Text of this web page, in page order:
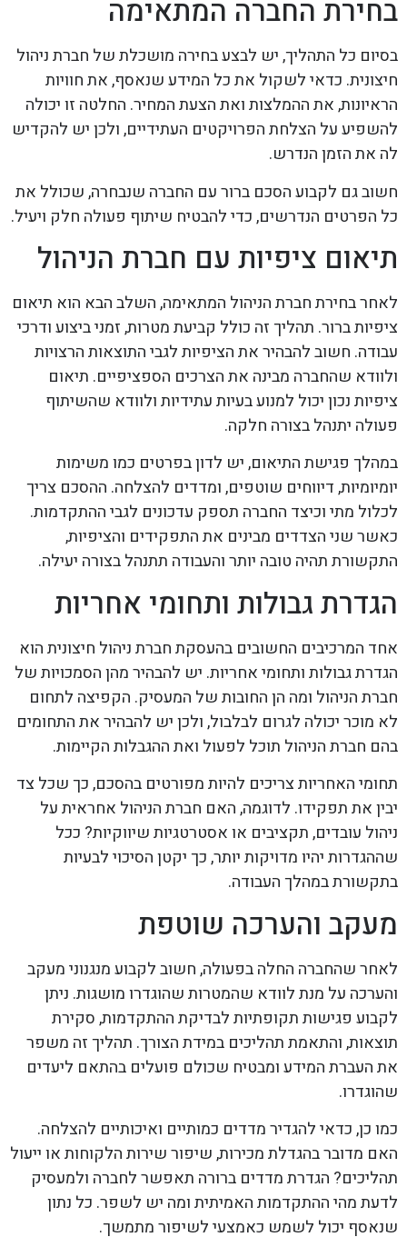
בחירת החברה המתאימה
בסיום כל התהליך, יש לבצע בחירה מושכלת של חברת ניהול
חיצונית. כדאי לשקול את כל המידע שנאסף, את חוויות
הראיונות, את ההמלצות ואת הצעת המחיר. החלטה זו יכולה
להשפיע על הצלחת הפרויקטים העתידיים, ולכן יש להקדיש
לה את הזמן הנדרש.
חשוב גם לקבוע הסכם ברור עם החברה שנבחרה, שכולל את
כל הפרטים הנדרשים, כדי להבטיח שיתוף פעולה חלק ויעיל.
תיאום ציפיות עם חברת הניהול
לאחר בחירת חברת הניהול המתאימה, השלב הבא הוא תיאום
ציפיות ברור. תהליך זה כולל קביעת מטרות, זמני ביצוע ודרכי
עבודה. חשוב להבהיר את הציפיות לגבי התוצאות הרצויות
ולוודא שהחברה מבינה את הצרכים הספציפיים. תיאום
ציפיות נכון יכול למנוע בעיות עתידיות ולוודא שהשיתוף
פעולה יתנהל בצורה חלקה.
במהלך פגישת התיאום, יש לדון בפרטים כמו משימות
יומיומיות, דיווחים שוטפים, ומדדים להצלחה. ההסכם צריך
לכלול מתי וכיצד החברה תספק עדכונים לגבי ההתקדמות.
כאשר שני הצדדים מבינים את התפקידים והציפיות,
התקשורת תהיה טובה יותר והעבודה תתנהל בצורה יעילה.
הגדרת גבולות ותחומי אחריות
אחד המרכיבים החשובים בהעסקת חברת ניהול חיצונית הוא
הגדרת גבולות ותחומי אחריות. יש להבהיר מהן הסמכויות של
חברת הניהול ומה הן החובות של המעסיק. הקפיצה לתחום
לא מוכר יכולה לגרום לבלבול, ולכן יש להבהיר את התחומים
בהם חברת הניהול תוכל לפעול ואת ההגבלות הקיימות.
תחומי האחריות צריכים להיות מפורטים בהסכם, כך שכל צד
יבין את תפקידו. לדוגמה, האם חברת הניהול אחראית על
ניהול עובדים, תקציבים או אסטרטגיות שיווקיות? ככל
שההגדרות יהיו מדויקות יותר, כך יקטן הסיכוי לבעיות
בתקשורת במהלך העבודה.
מעקב והערכה שוטפת
לאחר שהחברה החלה בפעולה, חשוב לקבוע מנגנוני מעקב
והערכה על מנת לוודא שהמטרות שהוגדרו מושגות. ניתן
לקבוע פגישות תקופתיות לבדיקת ההתקדמות, סקירת
תוצאות, והתאמת תהליכים במידת הצורך. תהליך זה משפר
את העברת המידע ומבטיח שכולם פועלים בהתאם ליעדים
שהוגדרו.
כמו כן, כדאי להגדיר מדדים כמותיים ואיכותיים להצלחה.
האם מדובר בהגדלת מכירות, שיפור שירות הלקוחות או ייעול
תהליכים? הגדרת מדדים ברורה תאפשר לחברה ולמעסיק
לדעת מהי ההתקדמות האמיתית ומה יש לשפר. כל נתון
שנאסף יכול לשמש כאמצעי לשיפור מתמשך.